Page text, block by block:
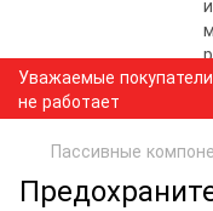
Уважаемые
не работает
Пассивные